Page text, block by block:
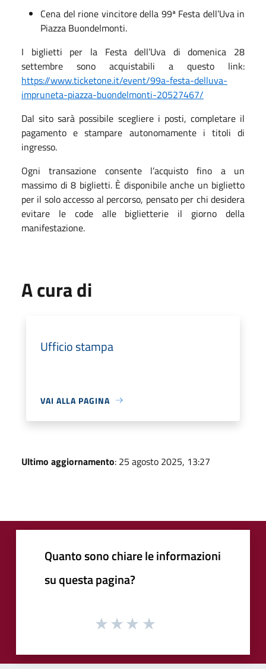
Cena del rione vincitore della 99ª Festa dell’Uva in
Piazza Buondelmonti.
I biglietti per la Festa dell’Uva di domenica 28
settembre sono acquistabili a questo link:
https://www.ticketone.it/event/99a-festa-delluva-
impruneta-piazza-buondelmonti-20527467/
Dal sito sarà possibile scegliere i posti, completare il
pagamento e stampare autonomamente i titoli di
ingresso.
Ogni transazione consente l’acquisto fino a un
massimo di 8 biglietti. È disponibile anche un biglietto
per il solo accesso al percorso, pensato per chi desidera
evitare le code alle biglietterie il giorno della
manifestazione.
A cura di
Ufficio stampa
VAI ALLA PAGINA
Ultimo aggiornamento: 25 agosto 2025, 13:27
Quanto sono chiare le informazioni
su questa pagina?